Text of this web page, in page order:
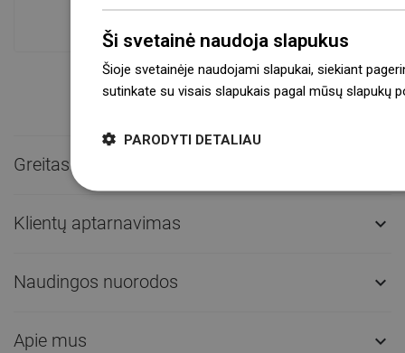
sandėlyje.Visada pasirengusi išsiųsti!
Greitas kontaktas
Klientų aptarnavimas 
Naudingos nuorodos 
Apie mus 
Ši svetainė naudoja slapukus
Šioje svetainėje naudojami slapukai, siekiant
sutinkate su visais slapukais pagal mūsų slapukų
PARODYTI DETALIAU